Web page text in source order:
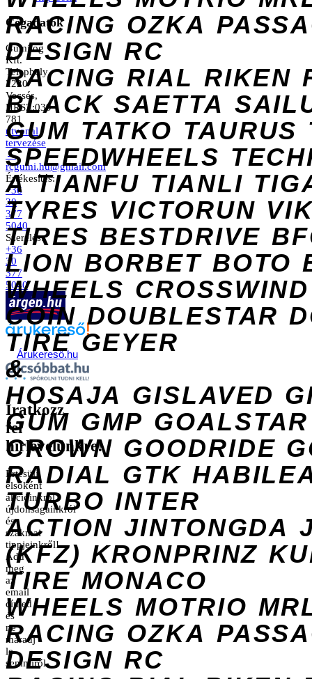
RACING OZKA
DESIGN RC
RACING RIAL RIKEN
BLACK SAETTA
GUM TATKO TAURUS
SPEEDWHEELS
A TIANFU TIANLI
TYRES VICTORUN
TIRES BESTDRIVE
LION BORBET BOTO
WHEELS CROSSWIND
COIN DOUBLESTAR
TIRE GEYER
&
HOSAJA GISLAVED
GUM GMP GOALSTAR
CROWN GOODRIDE
RADIAL GTK
TURBO INTER
ACTION JINTONGDA
(KFZ) KRONPRINZ
TIRE MONACO
WHEELS MOTRIO
RACING OZKA
DESIGN RC
Cégadatok
Gumilog
Kft.
Telephely
2220
Vecsés,
HRSZ:039
781
útvonal
tervezése
→
rcgumi.hu@gmail.com
Értékesítés:
+36
30
377
5040
Szerelés:
+36
30
377
5040
Árukereső.hu
Iratkozz
fel
hírlevelünkre!
Értesülj
elsőként
akcióinkról,
újdonságainkról
és
szakmai
tippjeinkről!
Add
meg
az
email
címed
és
ne
maradj
le
semmiről.